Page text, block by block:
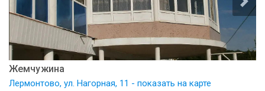
Жемчужина
Лермонтово, ул. Нагорная, 11 - показать на карте